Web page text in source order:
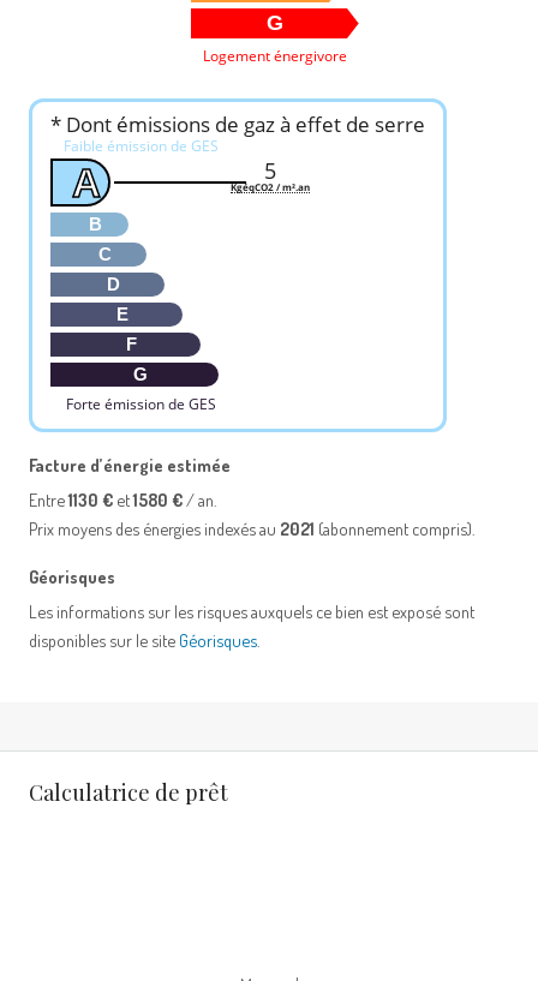
G
Logement énergivore
* Dont émissions de gaz à effet de serre
Faible émission de GES
A
B
C
D
E
F
G
Forte émission de GES
5
KgéqCO2 / m².an
Facture d’énergie estimée
Entre1130 € et1580 € / an.
Prix moyens des énergies indexés au 2021 (abonnement compris).
Géorisques
Les informations sur les risques auxquels ce bien est exposé sont
disponibles sur le site Géorisques
Calculatrice de prêt